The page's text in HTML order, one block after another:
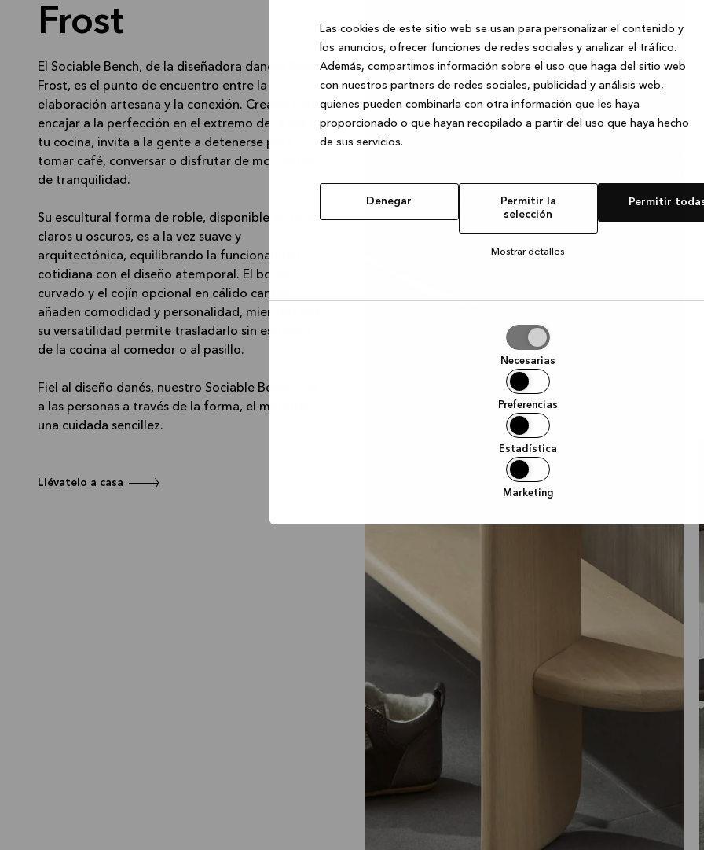
Las cookies de este sitio web se usan para personalizar el contenido y
los anuncios, ofrecer funciones de redes sociales y analizar el tráfico.
Además, compartimos información sobre el uso que haga del sitio web
con nuestros partners de redes sociales, publicidad y análisis web,
quienes pueden combinarla con otra información que les haya
proporcionado o que hayan recopilado a partir del uso que haya hecho
de sus servicios.
Denegar
Permitir la
selección
Permitir
Mostrar detalles
Necesarias
Preferencias
Estadística
Marketing
Frost
El Sociable Bench, de la diseñadora danesa Rikke
Frost, es el punto de encuentro entre la
elaboración artesana y la conexión. Creado para
encajar a la perfección en el extremo de la isla de
tu cocina, invita a la gente a detenerse para
tomar café, conversar o disfrutar de momentos
de tranquilidad.
Su escultural forma de roble, disponible en tonos
claros u oscuros, es a la vez suave y
arquitectónica, equilibrando la funcionalidad
cotidiana con el diseño atemporal. El borde
curvado y el cojín opcional en cálido canela
añaden comodidad y personalidad, mientras que
su versatilidad permite trasladarlo sin esfuerzo
de la cocina al comedor o al pasillo.
Fiel al diseño danés, nuestro Sociable Bench une
a las personas a través de la forma, el material y
una cuidada sencillez.
Llévatelo a casa